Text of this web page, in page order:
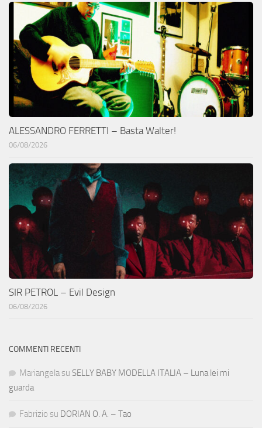
ALESSANDRO FERRETTI – Basta Walter!
06/08/2026
SIR PETROL – Evil Design
06/08/2026
COMMENTI RECENTI
Mariangela su SELLY BABY MODELLA ITALIA – Luna lei mi
guarda
Fabrizio su DORIAN O. A. – Tao